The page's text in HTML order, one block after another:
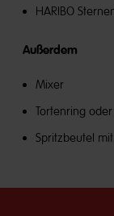
HARIBO
Außerdem
Mixer
Tortenring
Spritzbeutel